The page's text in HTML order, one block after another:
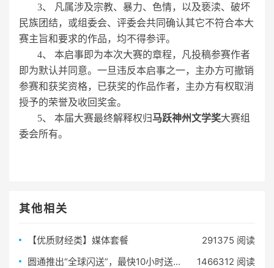
3、 凡属涉及宗教、暴力、色情，以及亵渎、破坏
民族团结，或组委会、评委会共同确认其它不符合本大
赛主旨和要求的作品，均不得参评。
4、 本启事即为本次大赛的章程，凡投稿参赛作者
即为默认并同意。一旦违反本启事之一，主办方可撤销
参赛和获奖资格，已获奖的作品作者，主办方有权取消
授予的荣誉及收回奖金。
5、 本届大赛最终解释权归马跃神州文学奖大赛组
委会所有。
其他相关
【优质财经类】媒体套餐
291375 阅读
圆通推出“全球闪送”，最快10小时送达
1466312 阅读